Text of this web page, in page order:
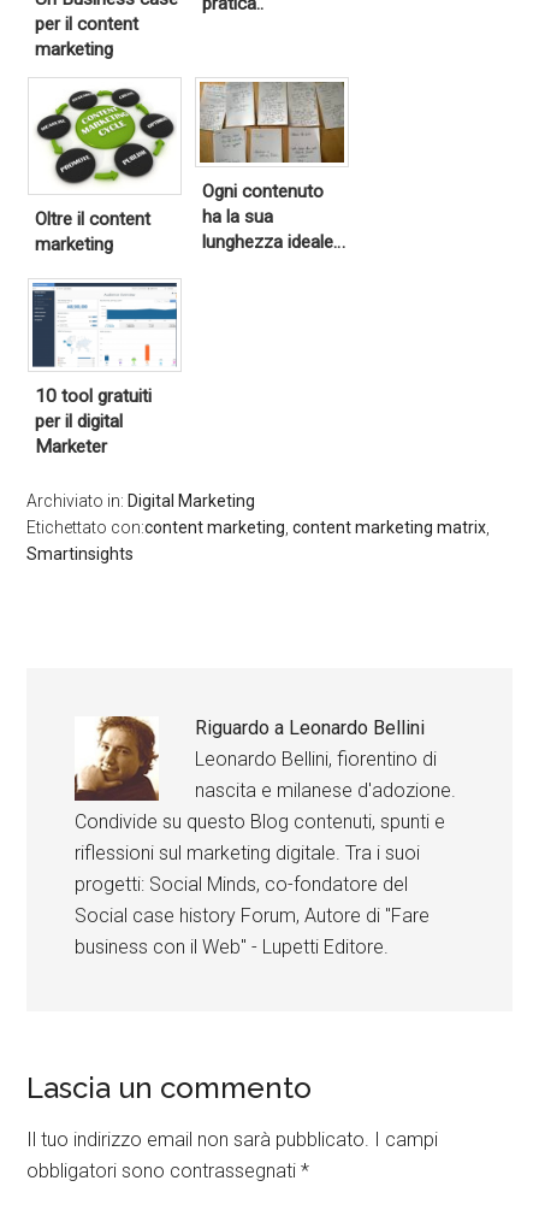
per il content
marketing
Oltre il content
marketing
Ogni contenuto
ha la sua
lunghezza ideale…
10 tool gratuiti
per il digital
Marketer
Archiviato in: Digital Marketing
Etichettato con:content marketing ,content marketing matrix
Smartinsights
Riguardo a Leonardo Bellini
Leonardo Bellini, fiorentino di
nascita e milanese d'adozione.
Condivide su questo Blog contenuti, spunti e
riflessioni sul marketing digitale. Tra i suoi
progetti: Social Minds, co-fondatore del
Social case history Forum, Autore di "Fare
business con il Web" - Lupetti Editore.
Lascia un commento
Il tuo indirizzo email non sarà pubblicato. I campi
obbligatori sono contrassegnati*